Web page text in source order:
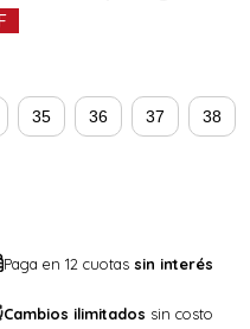
35 36 37 38
Paga en 12 cuotas sin interés
Cambios ilimitados sin costo